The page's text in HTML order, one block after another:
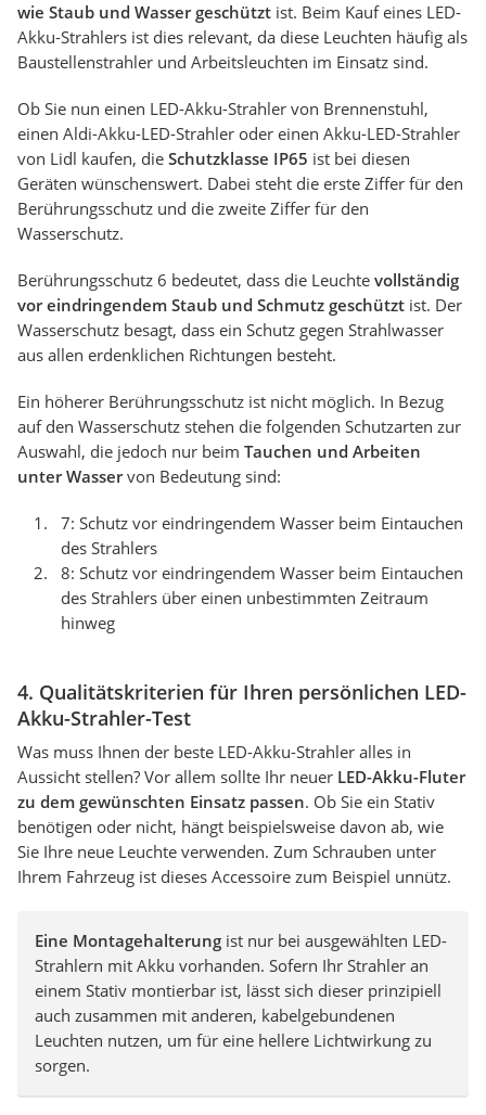
wie Staub und Wasser geschützt ist. Beim Kauf eines LED-
Akku-Strahlers ist dies relevant, da diese Leuchten häufig als
Baustellenstrahler und Arbeitsleuchten im Einsatz sind.
Ob Sie nun einen LED-Akku-Strahler von Brennenstuhl,
einen Aldi-Akku-LED-Strahler oder einen Akku-LED-Strahler
von Lidl kaufen, die Schutzklasse IP65 ist bei diesen
Geräten wünschenswert. Dabei steht die erste Ziffer für den
Berührungsschutz und die zweite Ziffer für den
Wasserschutz.
Berührungsschutz 6 bedeutet, dass die Leuchte vollständig
vor eindringendem Staub und Schmutz geschützt ist. Der
Wasserschutz besagt, dass ein Schutz gegen Strahlwasser
aus allen erdenklichen Richtungen besteht.
Ein höherer Berührungsschutz ist nicht möglich. In Bezug
auf den Wasserschutz stehen die folgenden Schutzarten zur
Auswahl, die jedoch nur beim Tauchen und Arbeiten
unter Wasservon Bedeutung sind:
7: Schutz vor eindringendem Wasser beim Eintauchen
des Strahlers
8: Schutz vor eindringendem Wasser beim Eintauchen
des Strahlers über einen unbestimmten Zeitraum
hinweg
4. Qualitätskriterien für Ihren persönlichen LED-
Akku-Strahler-Test
Was muss Ihnen der beste LED-Akku-Strahler alles in
Aussicht stellen? Vor allem sollte Ihr neuer LED-Akku-Fluter
zu dem gewünschten Einsatz passen. Ob Sie ein Stativ
benötigen oder nicht, hängt beispielsweise davon ab, wie
Sie Ihre neue Leuchte verwenden. Zum Schrauben unter
Ihrem Fahrzeug ist dieses Accessoire zum Beispiel unnütz.
Eine Montagehalterung ist nur bei ausgewählten LED-
Strahlern mit Akku vorhanden. Sofern Ihr Strahler an
einem Stativ montierbar ist, lässt sich dieser prinzipiell
auch zusammen mit anderen, kabelgebundenen
Leuchten nutzen, um für eine hellere Lichtwirkung zu
sorgen.